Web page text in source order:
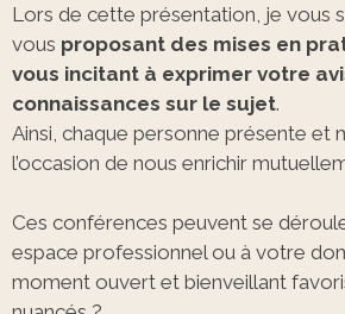
Lors de cette présentation, je vous
vous proposant des mises en
vous incitant à exprimer votre
connaissances sur le sujet.
Ainsi, chaque personne présente et
l’occasion de nous enrichir
Ces conférences peuvent se
espace professionnel ou à votre
moment ouvert et bienveillant